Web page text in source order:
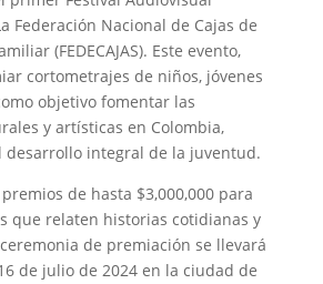
Federación Nacional de Cajas de
(FEDECAJAS). Este evento,
cortometrajes de niños, jóvenes
objetivo fomentar las
y artísticas en Colombia,
desarrollo integral de la juventud.
de hasta $3,000,000 para
que relaten historias cotidianas y
de premiación se llevará
de julio de 2024 en la ciudad de